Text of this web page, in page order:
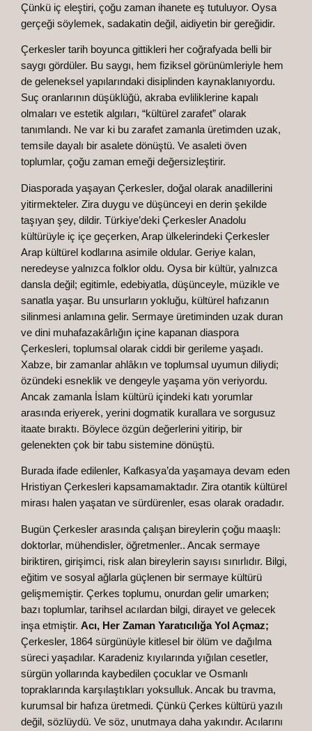
Çünkü iç eleştiri, çoğu zaman ihanete eş tutuluyor. Oysa
gerçeği söylemek, sadakatin değil, aidiyetin bir gereğidir.
Çerkesler tarih boyunca gittikleri her coğrafyada belli bir
saygı gördüler. Bu saygı, hem fiziksel görünümleriyle hem
de geleneksel yapılarındaki disiplinden kaynaklanıyordu.
Suç oranlarının düşüklüğü, akraba evliliklerine kapalı
olmaları ve estetik algıları, “kültürel zarafet” olarak
tanımlandı. Ne var ki bu zarafet zamanla üretimden uzak,
temsile dayalı bir asalete dönüştü. Ve asaleti öven
toplumlar, çoğu zaman emeği değersizleştirir.
Diasporada yaşayan Çerkesler, doğal olarak anadillerini
yitirmekteler. Zira duygu ve düşünceyi en derin şekilde
taşıyan şey, dildir. Türkiye’deki Çerkesler Anadolu
kültürüyle iç içe geçerken, Arap ülkelerindeki Çerkesler
Arap kültürel kodlarına asimile oldular. Geriye kalan,
neredeyse yalnızca folklor oldu. Oysa bir kültür, yalnızca
dansla değil; egitimle, edebiyatla, düşünceyle, müzikle ve
sanatla yaşar. Bu unsurların yokluğu, kültürel hafızanın
silinmesi anlamına gelir. Sermaye üretiminden uzak duran
ve dini muhafazakârlığın içine kapanan diaspora
Çerkesleri, toplumsal olarak ciddi bir gerileme yaşadı.
Xabze, bir zamanlar ahlâkın ve toplumsal uyumun diliydi;
özündeki esneklik ve dengeyle yaşama yön veriyordu.
Ancak zamanla İslam kültürü içindeki katı yorumlar
arasında eriyerek, yerini dogmatik kurallara ve sorgusuz
itaate bıraktı. Böylece özgün değerlerini yitirip, bir
gelenekten çok bir tabu sistemine dönüştü.
Burada ifade edilenler, Kafkasya’da yaşamaya devam eden
Hristiyan Çerkesleri kapsamamaktadır. Zira otantik kültürel
mirası halen yaşatan ve sürdürenler, esas olarak oradadır.
Bugün Çerkesler arasında çalışan bireylerin çoğu maaşlı:
doktorlar, mühendisler, öğretmenler.. Ancak sermaye
biriktiren, girişimci, risk alan bireylerin sayısı sınırlıdır. Bilgi,
eğitim ve sosyal ağlarla güçlenen bir sermaye kültürü
gelişmemiştir. Çerkes toplumu, onurdan gelir umarken;
bazı toplumlar, tarihsel acılardan bilgi, dirayet ve gelecek
inşa etmiştir.Acı, Her Zaman Yaratıcılığa Yol Açmaz;
Çerkesler, 1864 sürgünüyle kitlesel bir ölüm ve dağılma
süreci yaşadılar. Karadeniz kıyılarında yığılan cesetler,
sürgün yollarında kaybedilen çocuklar ve Osmanlı
topraklarında karşılaştıkları yoksulluk. Ancak bu travma,
kurumsal bir hafıza üretmedi. Çünkü Çerkes kültürü yazılı
değil, sözlüydü. Ve söz, unutmaya daha yakındır. Acılarını